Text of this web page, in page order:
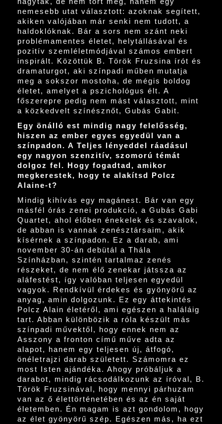
nemesebb utat választott: azoknak segített,
akiken valójában már senki nem tudott, a
haldoklóknak. Bár a sors nem szánt neki
problémamentes életet, helytállásával és
pozitív szemléletmódjával számos embert
inspirált. Közöttük B. Török Fruzsina írót és
dramaturgot, aki színpadi műben mutatja
meg a sokszor mostoha, de mégis boldog
életet, amelyet a pszichológus élt. A
főszerepre pedig nem mást választott, mint
a közkedvelt színésznőt, Gubás Gabit.
Egy önálló est mindig nagy felelősség,
hiszen az ember egyes egyedül van a
színpadon. A Teljes lényeddel ráadásul
egy nagyon szenzitív, szomorú témát
dolgoz fel. Hogy fogadtad, amikor
megkerestek, hogy te alakítsd Polcz
Alaine-t?
Mindig kihívás egy magánest. Bár van egy
másfél órás zenei produkció, a Gubás Gabi
Quartet, ahol élőben énekelek és szavalok,
de abban is vannak zenésztársaim, akik
kísérnek a színpadon. Ez a darab, ami
november 30-án debütál a Thála
Színházban, szintén tartalmaz zenés
részeket, de nem élő zenekar játssza az
aláfestést, így valóban teljesen egyedül
vagyok. Rendkívül érdekes és gyönyörű az
anyag, amin dolgozunk. Ez egy áttekintés
Polcz Alain életéről, ami egészen a haláláig
tart. Abban különbözik a róla készült más
színpadi művektől, hogy ennek nem az
Asszony a fronton című műve adta az
alapot, hanem egy teljesen új, átfogó,
önéletrajzi darab született. Számomra ez
most Isten ajándéka. Ahogy próbáljuk a
darabot, mindig rácsodálkozunk az íróval, B.
Török Fruzsinával, hogy mennyi párhuzam
van az ő élettörténetében és az én saját
életemben. Én magam is azt gondolom, hogy
az élet gyönyörű szép. Egészen más, ha ezt